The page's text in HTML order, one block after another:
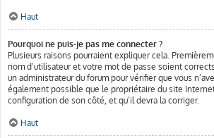
Haut
Pourquoi ne puis-je pas me connecter ?
Plusieurs raisons pourraient expliquer cela.
nom d’utilisateur et votre mot de passe soient
un administrateur du forum pour vérifier que vous
également possible que le propriétaire du site
configuration de son côté, et qu’il devra la corriger.
Haut